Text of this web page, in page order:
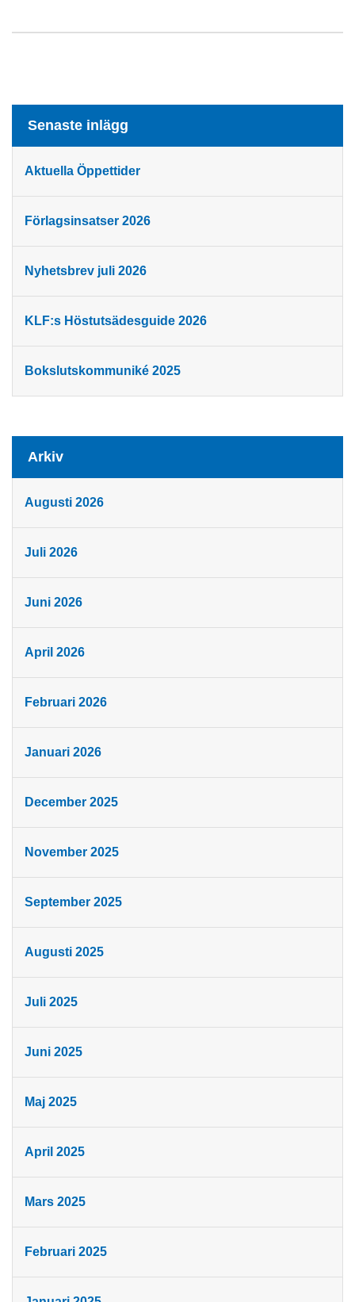
Senaste inlägg
Aktuella Öppettider
Förlagsinsatser 2026
Nyhetsbrev juli 2026
KLF:s Höstutsädesguide 2026
Bokslutskommuniké 2025
Arkiv
Augusti 2026
Juli 2026
Juni 2026
April 2026
Februari 2026
Januari 2026
December 2025
November 2025
September 2025
Augusti 2025
Juli 2025
Juni 2025
Maj 2025
April 2025
Mars 2025
Februari 2025